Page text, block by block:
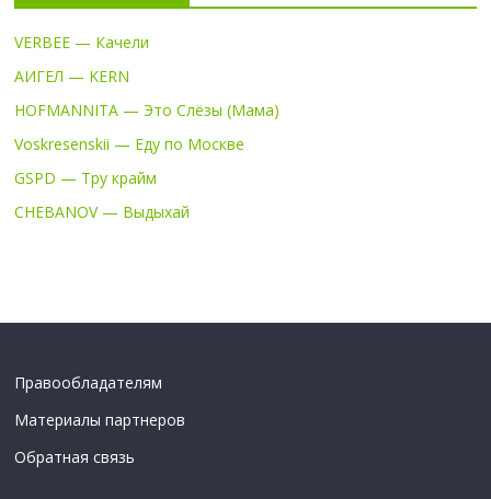
VERBEE — Качели
АИГЕЛ — KERN
HOFMANNITA — Это Слёзы (Мама)
Voskresenskii — Еду по Москве
GSPD — Тру крайм
CHEBANOV — Выдыхай
Правообладателям
Материалы партнеров
Обратная связь